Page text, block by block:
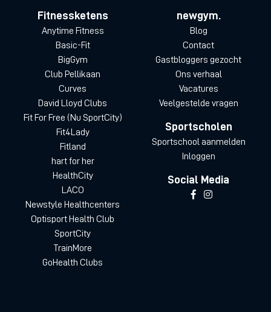
Fitnessketens
Anytime Fitness
Basic-Fit
BigGym
Club Pellikaan
Curves
David Lloyd Clubs
Fit For Free (Nu SportCity)
Fit4Lady
Fitland
hart for her
HealthCity
LACO
Newstyle Healthcenters
Optisport Health Club
SportCity
TrainMore
GoHealth Clubs
newgym.
Blog
Contact
Gastbloggers gezocht
Ons verhaal
Vacatures
Veelgestelde vragen
Sportscholen
Sportschool aanmelden
Inloggen
Social Media